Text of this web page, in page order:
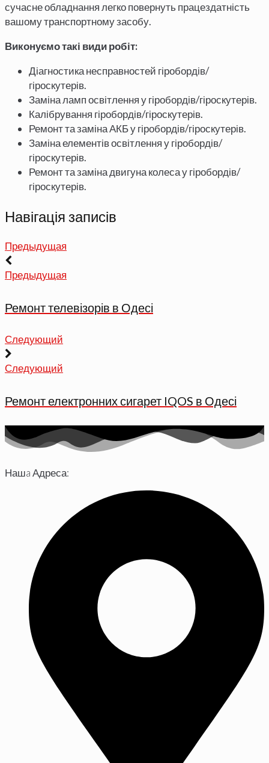
сучасне обладнання легко повернуть працездатність
вашому транспортному засобу.
Виконуємо такі види робіт:
Діагностика несправностей гіробордів/
гіроскутерів.
Заміна ламп освітлення у гіробордів/гіроскутерів.
Калібрування гіробордів/гіроскутерів.
Ремонт та заміна АКБ у гіробордів/гіроскутерів.
Заміна елементів освітлення у гіробордів/
гіроскутерів.
Ремонт та заміна двигуна колеса у гіробордів/
гіроскутерів.
Навігація записів
Предыдущая
Предыдущая
Ремонт телевізорів в Одесі
Следующий
Следующий
Ремонт електронних сигарет IQOS в Одесі
Нашa Адреса: